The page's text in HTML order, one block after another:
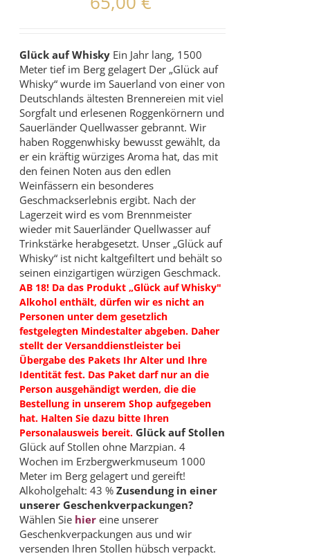
Glück auf Whisky Ein Jahr lang, 1500
Meter tief im Berg gelagert Der „Glück auf
Whisky“ wurde im Sauerland von einer von
Deutschlands ältesten Brennereien mit viel
Sorgfalt und erlesenen Roggenkörnern und
Sauerländer Quellwasser gebrannt. Wir
haben Roggenwhisky bewusst gewählt, da
er ein kräftig würziges Aroma hat, das mit
den feinen Noten aus den edlen
Weinfässern ein besonderes
Geschmackserlebnis ergibt. Nach der
Lagerzeit wird es vom Brennmeister
wieder mit Sauerländer Quellwasser auf
Trinkstärke herabgesetzt. Unser „Glück auf
Whisky“ ist nicht kaltgefiltert und behält so
seinen einzigartigen würzigen Geschmack.
AB 18! Da das Produkt „Glück auf Whisky"
Alkohol enthält, dürfen wir es nicht an
Personen unter dem gesetzlich
festgelegten Mindestalter abgeben. Daher
stellt der Versanddienstleister bei
Übergabe des Pakets Ihr Alter und Ihre
Identität fest. Das Paket darf nur an die
Person ausgehändigt werden, die die
Bestellung in unserem Shop aufgegeben
hat. Halten Sie dazu bitte Ihren
Personalausweis bereit. Glück auf Stollen
Glück auf Stollen ohne Marzpian. 4
Wochen im Erzbergwerkmuseum 1000
Meter im Berg gelagert und gereift!
Alkoholgehalt: 43 %Zusendung in einer
unserer Geschenkverpackungen?
Wählen Sie hier eine unserer
Geschenkverpackungen aus und wir
versenden Ihren Stollen hübsch verpackt.